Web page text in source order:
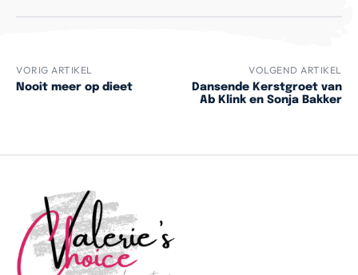
VORIG ARTIKEL
Nooit meer op dieet
VOLGEND ARTIKEL
Dansende Kerstgroet van
Ab Klink en Sonja Bakker